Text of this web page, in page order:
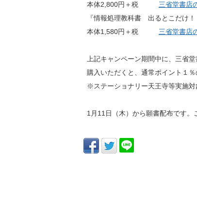
本体2,800円＋税 三省堂書店
『情報処理教科書 出るとこだけ
本体1,580円＋税 三省堂書店
上記キャンペーン期間中に、三省
購入いただくと、通常ポイント１％
※ステーショナリー天王寺等実施対
1月11日（木）から願書配布です。